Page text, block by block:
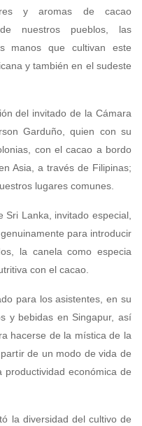
y aromas de cacao
nuestros pueblos, las
manos que cultivan este
y también en el sudeste
del invitado de la Cámara
Garduño, quien con su
con el cacao a bordo
Asia, a través de Filipinas;
lugares comunes.
Sri Lanka, invitado especial,
para introducir
la canela como especia
con el cacao.
para los asistentes, en su
y bebidas en Singapur, así
hacerse de la mística de la
de un modo de vida de
económica de
la diversidad del cultivo de